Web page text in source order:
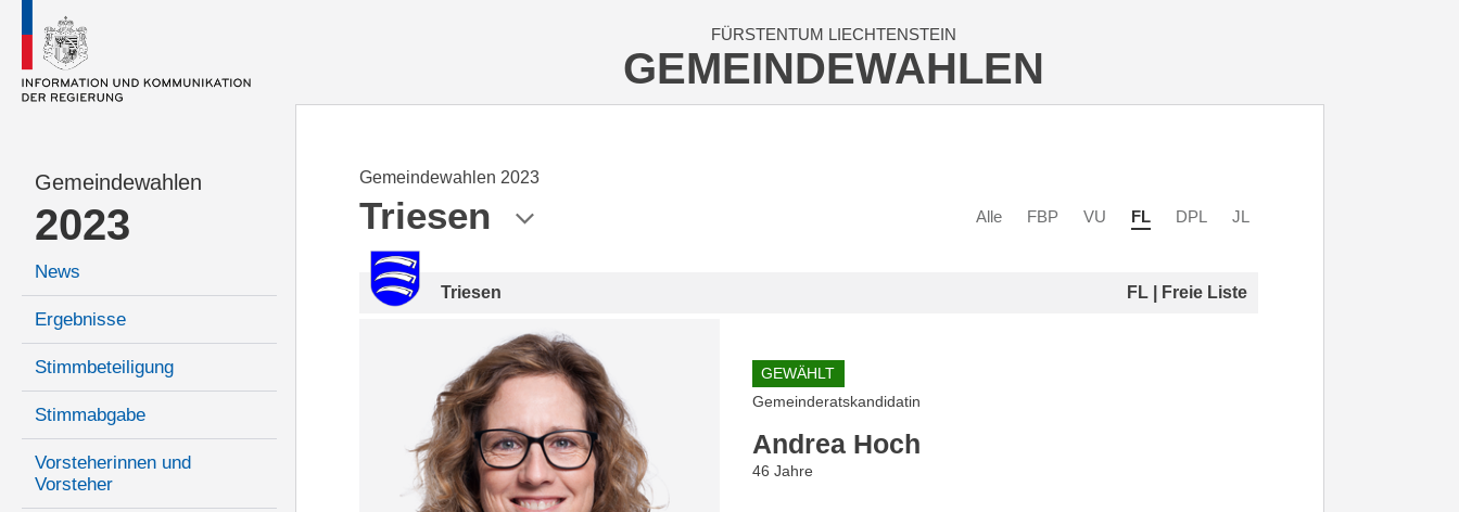
FÜRSTENTUM LIECHTENSTEIN
GEMEINDEWAHLEN
Gemeindewahlen
2023
News
Ergebnisse
Stimmbeteiligung
Stimmabgabe
Vorsteherinnen und
Vorsteher
Gemeindewahlen 2023
Triesen Alle FBP VU FL DPL JL
Triesen FL | Freie Liste
GEWÄHLT
Gemeinderatskandidatin
Andrea Hoch
46 Jahre